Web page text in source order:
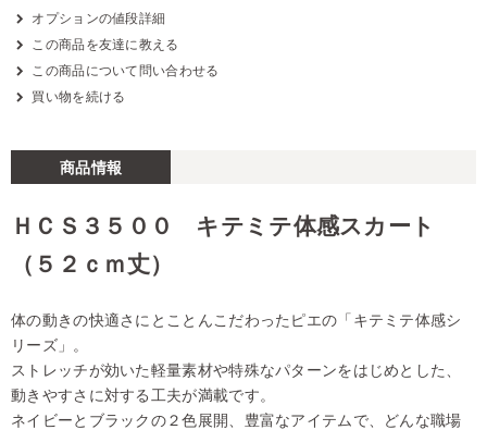
オプションの値段詳細
この商品を友達に教える
この商品について問い合わせる
買い物を続ける
商品情報
ＨＣＳ３５００ キテミテ体感スカート
（５２ｃｍ丈）
体の動きの快適さにとことんこだわったピエの「キテミテ体感シ
リーズ」。
ストレッチが効いた軽量素材や特殊なパターンをはじめとした、
動きやすさに対する工夫が満載です。
ネイビーとブラックの２色展開、豊富なアイテムで、どんな職場